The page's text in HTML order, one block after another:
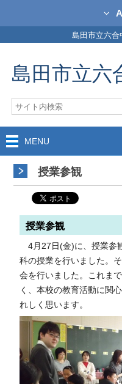
島田市立六合
島田市立六
MENU
授業参観
授業参観
4月27日(金)に、授業参
科の授業を行いました。
会を行いました。これま
く、本校の教育活動に関
れしく思います。